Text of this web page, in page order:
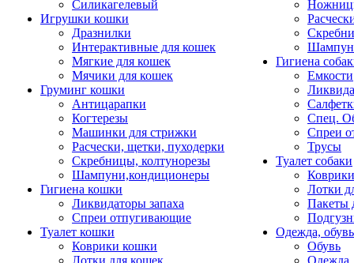
Силикагелевый
Игрушки кошки
Дразнилки
Интерактивные для кошек
Мягкие для кошек
Мячики для кошек
Груминг кошки
Антицарапки
Когтерезы
Машинки для стрижки
Расчески, щетки, пуходерки
Скребницы, колтунорезы
Шампуни,кондиционеры
Гигиена кошки
Ликвидаторы запаха
Спреи отпугивающие
Туалет кошки
Коврики кошки
Лотки для кошек
Гигиена
Емкости
Спец.
Спреи
Трусы
Туалет собаки
Коврики
Лотки
Пакеты
Одежда, обувь
Обувь
Одежда